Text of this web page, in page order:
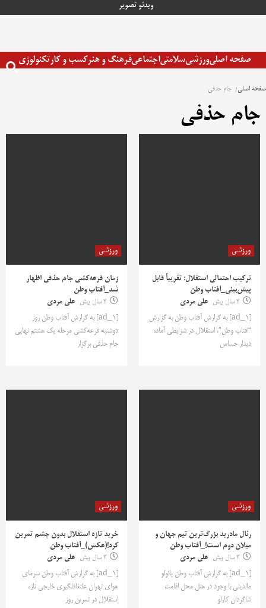
ویدئو تصویر
صفحه اصلیورزشیسلامتیاجتماعیفرهنگ و هنرکسب و کارتکنولوژی
صفحه اصلی جام حذفی
جام حذفی
ورزشی
ترکیب احتمالی استقلال: تقریباً قابل
پیش‌بینی_آفتاب وطن
2 سال پیش
علی مردی
[ad_1] به گزارش آفتاب وطن به گزارش
“افتاب وطن”، استقلال در شرایطی آماده‌
دیدار حساس
ورزشی
زمان قرعه‌کشی جام حذفی اظهار
شد_آفتاب وطن
2 سال پیش
علی مردی
[ad_1] به گزارش آفتاب وطن روز
دوشنبه قرعه‌کشی مرحله یک هشتم نهایی
جام حذفی برگزار
ورزشی
رئال مادرید بزرگ‌ترین تیم جهان و
میلان دوم است!_آفتاب وطن
2 سال پیش
علی مردی
[ad_1] به گزارش آفتاب وطن پائولو
مالدینی با وجود در هتل محل اقامت
شاگردان کارلو
ورزشی
خرید تازه استقلال بدون چشم تمرین
کرد!(عکس)_آفتاب وطن
2 سال پیش
علی مردی
[ad_1] به گزارش آفتاب وطن سرمای
هوای تهران علتغافلگیری خارجی تازه
استقلال در تمرین روز